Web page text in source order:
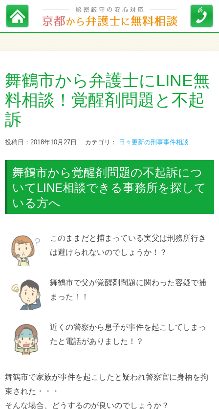
舞鶴市から弁護士にLINE無
料相談！覚醒剤問題と不起
訴
投稿日：2018年10月27日 カテゴリ： 日々更新の刑事事件相談
舞鶴市から覚醒剤問題の不起訴につ
いてLINE相談できる事務所を探して
いる方へ
このままだと捕まっている実父は刑務所行き
は避けられないのでしょうか！？
舞鶴市で父が覚醒剤問題に関わった容疑で捕
まった！！
近くの警察から息子が事件を起こしてしまっ
たと電話がありました！？
舞鶴市で家族が事件を起こしたと疑われ警察官に身柄を拘
束された・・・
そんな場合、どうするのが良いのでしょうか？